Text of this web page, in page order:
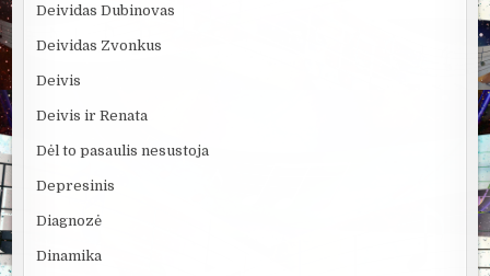
Deividas Dubinovas
Deividas Zvonkus
Deivis
Deivis ir Renata
Dėl to pasaulis nesustoja
Depresinis
Diagnozė
Dinamika